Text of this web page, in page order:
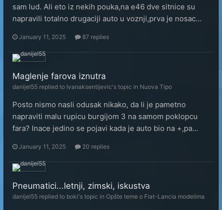
sam lud. Ali eto iz nekih pouka,na e46 dve sitnice su
napravili totalno drugaciji auto u voznji,prva je nosac...
January 11, 2025 87 replies
Maglenje farova iznutra
danijel55 replied to Ivanaksentijevic's topic in Nuova Tipo
Posto nismo nasli odusak nikako, da li je pametno
napraviti malu rupicu burgijom 3 na samom poklopcu
fara? Inace jedino se pojavi kada je auto bio na +,pa...
January 11, 2025 20 replies
Pneumatici...letnji, zimski, iskustva
danijel55 replied to boki's topic in Opšte teme o Fiat-Lancia modelima